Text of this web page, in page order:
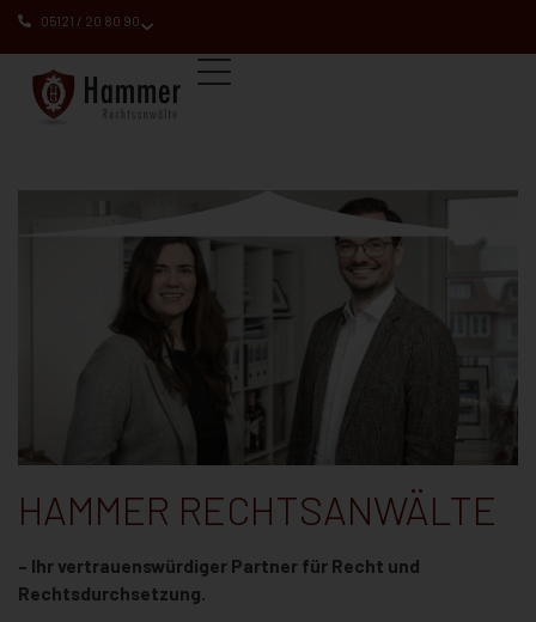
05121 / 20 80 90
HAMMER RECHTSANWÄLTE
– Ihr vertrauenswürdiger Partner für Recht und
Rechtsdurchsetzung.